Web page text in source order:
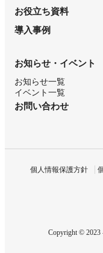
お役立ち資料
導入事例
お知らせ・イベント
お知らせ一覧
イベント一覧
お問い合わせ
個人情報保護方針
Copyright © 2023